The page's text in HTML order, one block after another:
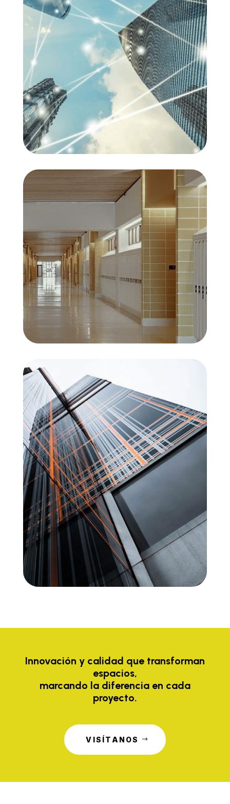
Innovación y calidad que transforman
espacios,
marcando la diferencia en cada
proyecto.
VISÍTANOS